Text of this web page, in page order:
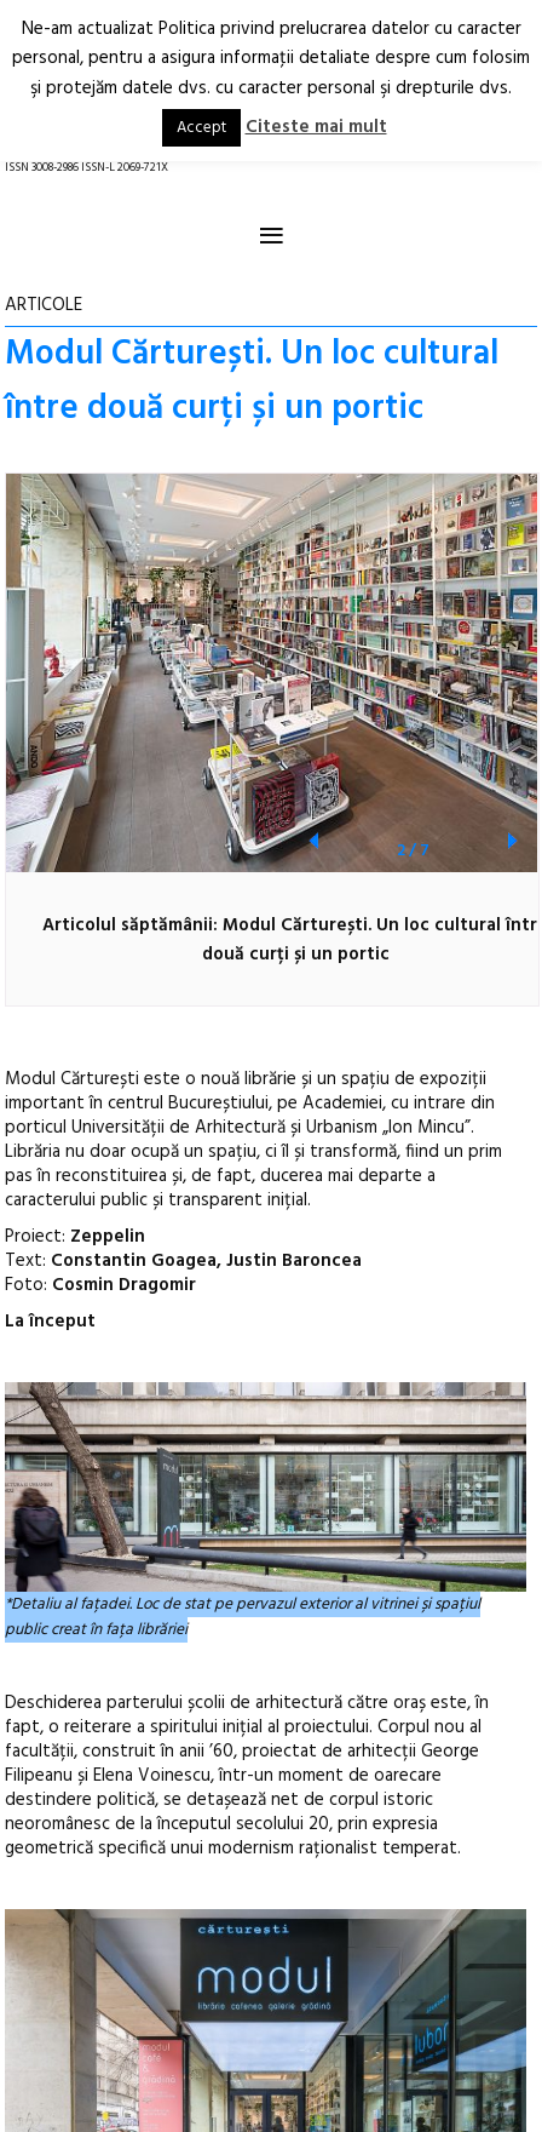
Arhitectură.
Oraș.
RO EN
ISSN 3008-2986 ISSN-L 2069-721X
≡
ARTICOLE
Modul Cărturești. Un loc cultural
între două curți și un portic
Articolul săptămânii: Modul Cărturești. Un loc cultural
două curți și un portic
2/7
Modul Cărturești este o nouă librărie și un spațiu de expoziții
important în centrul Bucureștiului, pe Academiei, cu intrare din
porticul Universității de Arhitectură și Urbanism „Ion Mincu”.
Librăria nu doar ocupă un spațiu, ci îl și transformă, fiind un prim
pas în reconstituirea și, de fapt, ducerea mai departe a
caracterului public și transparent inițial.
Proiect: Zeppelin
Text: Constantin Goagea, Justin Baroncea
Foto: Cosmin Dragomir
La început
*Detaliu al fațadei. Loc de stat pe pervazul exterior al vitrinei și spațiul
public creat în fața librăriei
Deschiderea parterului școlii de arhitectură către oraș este, în
fapt, o reiterare a spiritului inițial al proiectului. Corpul nou al
facultății, construit în anii ’60, proiectat de arhitecții George
Filipeanu și Elena Voinescu, într-un moment de oarecare
destindere politică, se detașează net de corpul istoric
neoromânesc de la începutul secolului 20, prin expresia
geometrică specifică unui modernism raționalist temperat.
Ne-am actualizat Politica privind prelucrarea datelor cu caracter
personal, pentru a asigura informaţii detaliate despre cum folosim
şi protejăm datele dvs. cu caracter personal şi drepturile dvs.
Accept Citeste mai mult